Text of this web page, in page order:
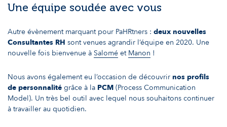
Une équipe soudée avec vous
Autre évènement marquant pour PaHRtners : deux nouvelles
Consultantes RH sont venues agrandir l’équipe en 2020. Une
nouvelle fois bienvenue à Salomé et Manon !
Nous avons également eu l’occasion de découvrir nos profils
de personnalité grâce à la PCM (Process Communication
Model). Un très bel outil avec lequel nous souhaitons continuer
à travailler au quotidien.